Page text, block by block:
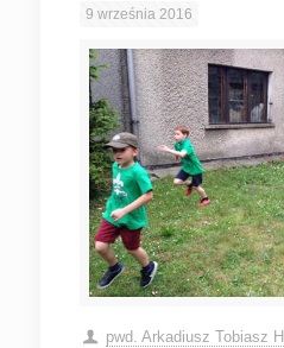
9 września 2016
pwd. Arkadiusz Tobiasz